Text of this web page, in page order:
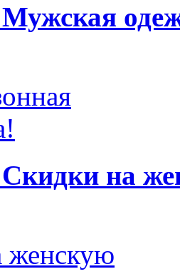
Мужская
Скидки на